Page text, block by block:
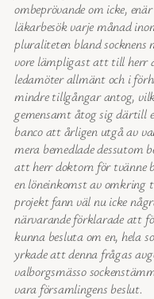
ombeprövande om icke,
läkarbesök varje månad
pluraliteten bland socknens
vore lämpligast att till herr
ledamöter allmänt och i
mindre tillgångar antog,
gemensamt åtog sig därtill
banco att årligen utgå av
mera bemedlade dessutom
att herr doktorn för tvänne
en löneinkomst av omkring
projekt fann väl nu icke
närvarande förklarade att
kunna besluta om en, hela
yrkade att denna frågas
valborgsmässo
vara församlingens beslut.